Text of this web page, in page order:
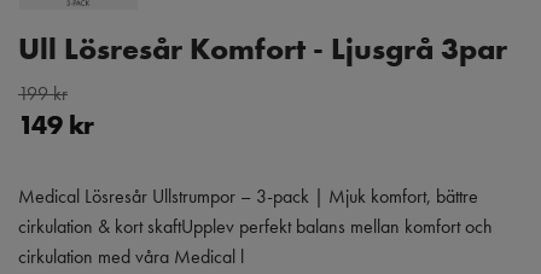
Ull Lösresår Komfort - Ljusgrå 3par
199 kr
149 kr
Medical Lösresår Ullstrumpor – 3-pack | Mjuk komfort, bättre
cirkulation & kort skaftUpplev perfekt balans mellan komfort och
cirkulation med våra Medical l